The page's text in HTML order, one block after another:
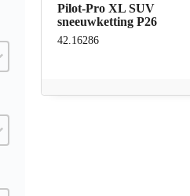
Pilot-Pro XL SUV
sneeuwketting P26
42.16286